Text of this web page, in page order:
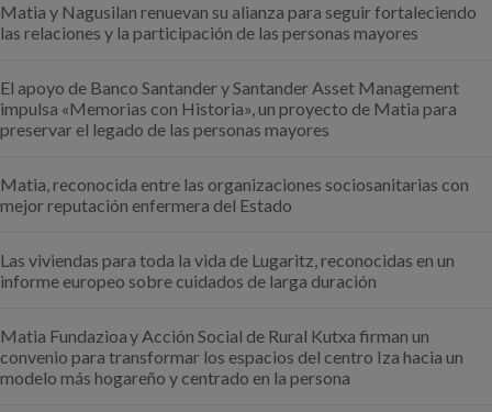
Matia y Nagusilan renuevan su alianza para seguir fortaleciendo
las relaciones y la participación de las personas mayores
El apoyo de Banco Santander y Santander Asset Management
impulsa «Memorias con Historia», un proyecto de Matia para
preservar el legado de las personas mayores
Matia, reconocida entre las organizaciones sociosanitarias con
mejor reputación enfermera del Estado
Las viviendas para toda la vida de Lugaritz, reconocidas en un
informe europeo sobre cuidados de larga duración
Matia Fundazioa y Acción Social de Rural Kutxa firman un
convenio para transformar los espacios del centro Iza hacia un
modelo más hogareño y centrado en la persona